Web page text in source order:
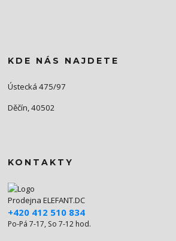
KDE NÁS NAJDETE
Ústecká 475/97
Děčín, 40502
KONTAKTY
Prodejna ELEFANT.DC
+420 412 510 834
Po-Pá 7-17, So 7-12 hod.